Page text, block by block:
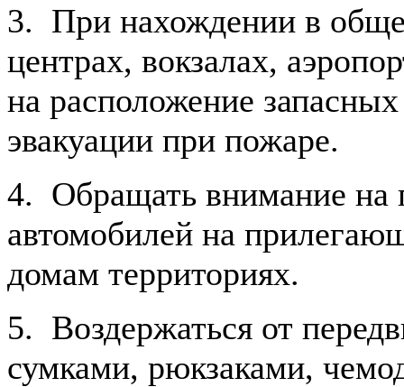
3. При нахождении в
центрах, вокзалах,
на расположение
эвакуации при пожаре.
4. Обращать внимание на
автомобилей на
домам территориях.
5. Воздержаться от
сумками, рюкзаками,